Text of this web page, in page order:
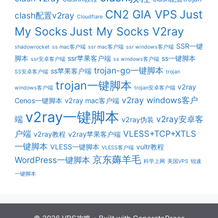
clash配置v2ray Cloudflare CN2 GIA VPS Just
My Socks Just My Socks V2ray
shadowrocket ss mac客户端 ssr mac客户端 ssr windows客户端 SSR一键
脚本 ssr安卓客户端 ssr苹果客户端 ss windows客户端 ss一键脚本
SS安卓客户端 ss苹果客户端 trojan-go一键脚本 trojan
windows客户端 trojan一键脚本 trojan安卓客户端 v2ray
Cenos一键脚本 v2ray mac客户端 v2ray windows客户
端 v2ray一键脚本 v2ray伪装 v2ray安卓客
户端 v2ray教程 v2ray苹果客户端 VLESS+TCP+XTLS
一键脚本 VLESS一键脚本 VLESS客户端 vultr教程
WordPress一键脚本 京东薅羊毛 科学上网 美国VPS 锐速
一键脚本